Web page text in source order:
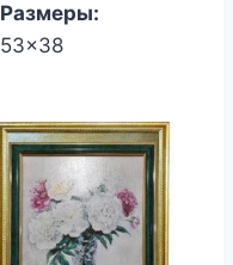
Размеры:
53x38